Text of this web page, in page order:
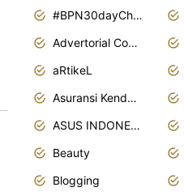
#BPN30dayChallenge2018
Advertorial Content
aRtikeL
Asuransi Kendaraan
ASUS INDONESIA
Beauty
Blogging